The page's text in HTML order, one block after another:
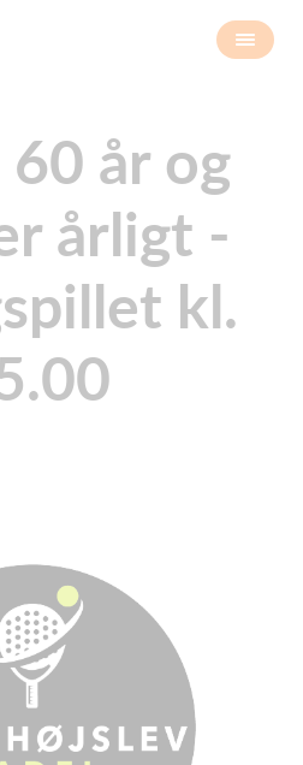
60 år og
årligt -
kl.